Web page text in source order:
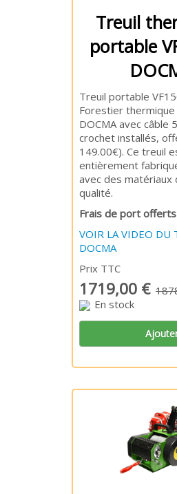
Treuil
portable
Treuil portable
Forestier
DOCMA avec câble
crochet installés,
149.00€). Ce treuil
entièrement
avec des matériaux
qualité.
Frais de port offerts
VOIR LA VIDEO DU
DOCMA
Prix TTC
1719,00 €
En stock